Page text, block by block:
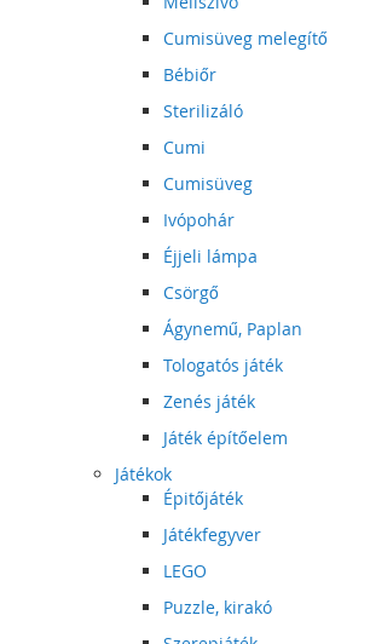
Cumisüveg melegítő
Bébiőr
Sterilizáló
Cumi
Cumisüveg
Ivópohár
Éjjeli lámpa
Csörgő
Ágynemű, Paplan
Tologatós játék
Zenés játék
Játék építőelem
Játékok
Épitőjáték
Játékfegyver
LEGO
Puzzle, kirakó